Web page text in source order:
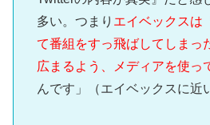
多い。つまり エイベックスは
て番組をすっ飛ばしてしまっ
広まるよう、メディアを使っ
んです」（エイベックスに近